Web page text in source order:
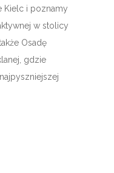
Kielc i poznamy
w stolicy
Osadę
gdzie